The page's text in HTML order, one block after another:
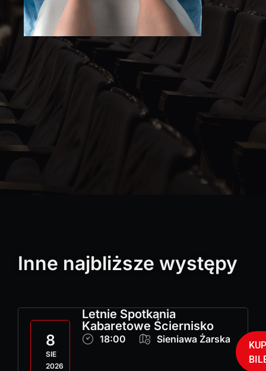
Inne najbliższe występy
8
SIE
2026
Letnie Spotkania
Kabaretowe Ściernisko
18:00 Sieniawa Żarska
KUP